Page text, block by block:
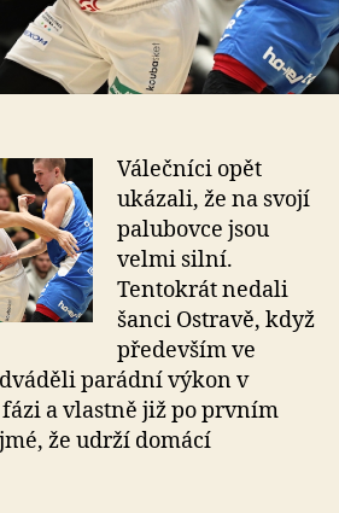
Válečníci opět
ukázali, že na svojí
palubovce jsou
velmi silní.
Tentokrát nedali
šanci Ostravě, když
především ve
parádní výkon v
a vlastně již po prvním
že udrží domácí